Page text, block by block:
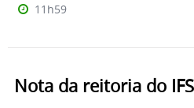
11h59
Nota da reitoria do